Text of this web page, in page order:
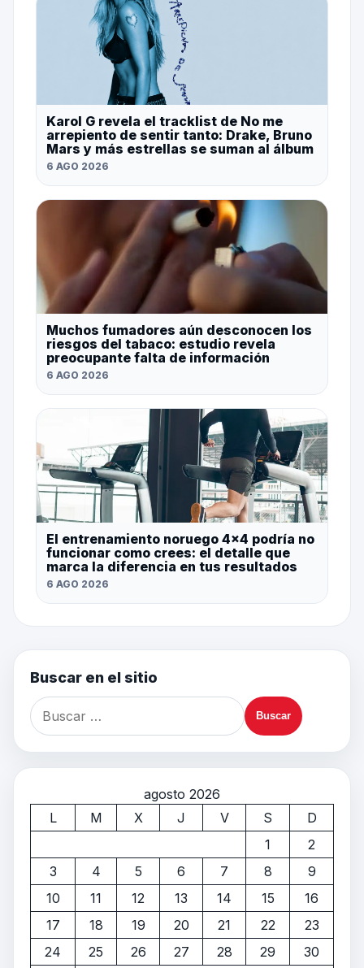
Karol G revela el tracklist de No me
arrepiento de sentir tanto: Drake, Bruno
Mars y más estrellas se suman al álbum
6 AGO 2026
Muchos fumadores aún desconocen los
riesgos del tabaco: estudio revela
preocupante falta de información
6 AGO 2026
El entrenamiento noruego 4×4 podría no
funcionar como crees: el detalle que
marca la diferencia en tus resultados
6 AGO 2026
Buscar en el sitio
agosto 2026
L
M X J V S
D
1
2
3
4 5 6 7 8
9
10
11 12 13 14 15
16
17
18 19 20 21 22
23
24
25 26 27 28 29 30